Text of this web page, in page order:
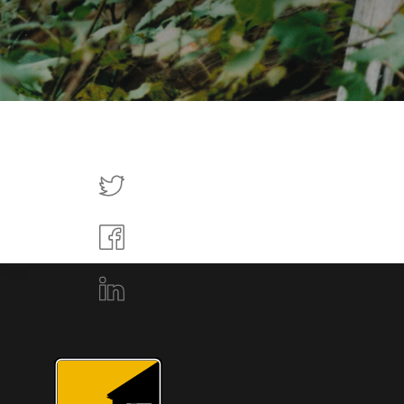
Tweettaa
Facebookissa
Jaa